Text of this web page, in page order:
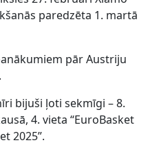
paredzēta 1. martā
pār Austriju
bijuši ļoti sekmīgi – 8.
4. vieta “EuroBasket
2025”.